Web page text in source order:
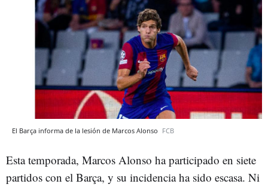
El Barça informa de la lesión de Marcos Alonso FCB
Esta temporada, Marcos Alonso ha participado en siete
partidos con el Barça, y su incidencia ha sido escasa. Ni